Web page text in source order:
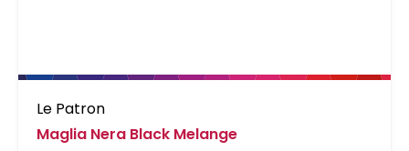
Le Patron
Maglia Nera Black Melange